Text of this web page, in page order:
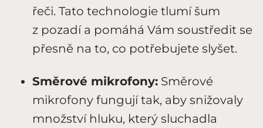
řeči. Tato technologie tlumí šum
z pozadí a pomáhá Vám soustředit se
přesně na to, co potřebujete slyšet.
Směrové mikrofony: Směrové
mikrofony fungují tak, aby snižovaly
množství hluku, který sluchadla